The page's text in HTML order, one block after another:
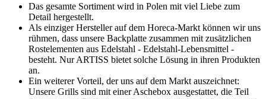
Das gesamte Sortiment wird in Polen mit viel Liebe zum
Detail hergestellt.
Als einziger Hersteller auf dem Horeca-Markt können wir uns
rühmen, dass unsere Backplatte zusammen mit zusätzlichen
Rostelementen aus Edelstahl - Edelstahl-Lebensmittel -
besteht. Nur ARTISS bietet solche Lösung in ihren Produkten
an.
Ein weiterer Vorteil, der uns auf dem Markt auszeichnet:
Unsere Grills sind mit einer Aschebox ausgestattet, die Teil